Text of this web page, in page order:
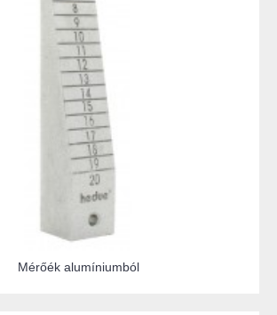
Mérőék alumíniumból